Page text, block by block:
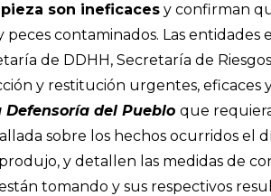
son ineficaces y confirman
contaminados. Las entidades
de DDHH, Secretaría de
y restitución urgentes, eficaces
Defensoría del Pueblo que
sobre los hechos ocurridos el
y detallen las medidas de
tomando y sus respectivos